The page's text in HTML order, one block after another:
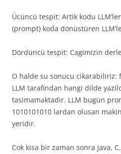
Ücüncü tespit: Artik kodu
(prompt) koda dönüstüren
Dördüncü tespit: Cagimizin
O halde su sonucu cikarabiliriz:
LLM tarafindan hangi dilde
tasimamaktadir. LLM bugün
1010101010 lardan olusan
yeridir.
Cok kisa bir zaman sonra Java,